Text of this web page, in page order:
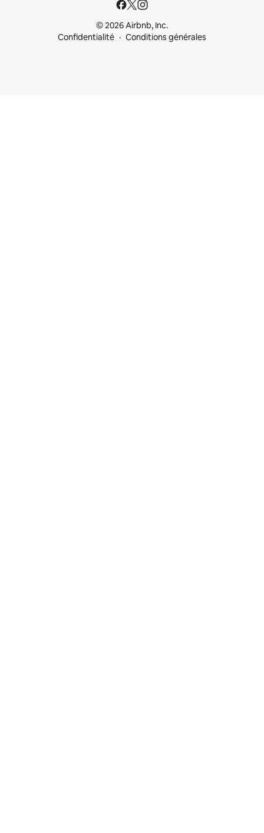
© 2026 Airbnb, Inc.
Confidentialité
Conditions générales